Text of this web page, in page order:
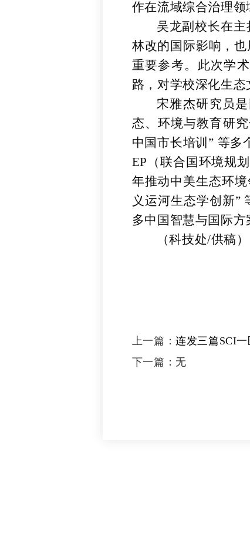
作在流域综合治理领
吴龙副校长在
林改的国际影响，
重要参考。此次学
路，对学校深化生态
宋雅杰研究员
态、环境与教育研
中国市长培训” 等多
EP（联合国环境规划
年推动中美生态环
义运河生态学创新”
多中国智慧与国际方
（科技处/供稿）
上一篇：连发三篇SCI
域取得重要研究
下一篇： 无